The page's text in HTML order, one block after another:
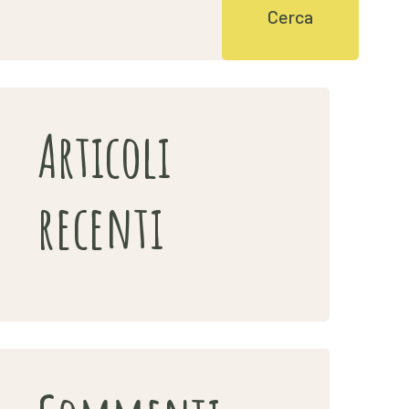
Cerca
Articoli
recenti